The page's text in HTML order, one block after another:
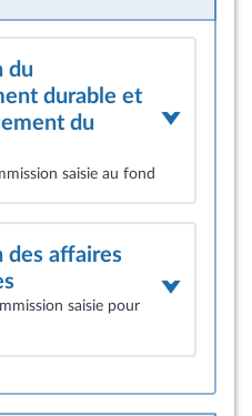
du
durable et
du
saisie au fond
des affaires
saisie pour